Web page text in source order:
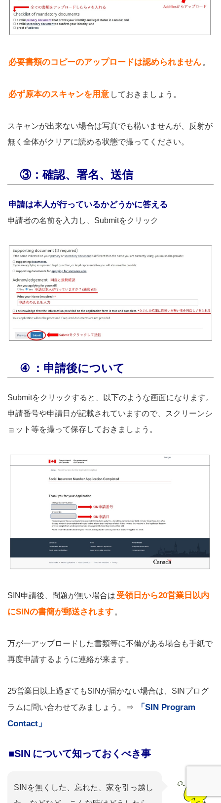
必要書類のコピーのアップロードは認められません 。
必ず原本のスキャンを用意 しておきましょう。
スキャンが出来ない場合は写真でも構いませんが、反射が
無く全体がクリアに読める状態で撮ってください。
③：確認、署名、送信
申請は本人が行っているかどうかに答える
申請者の名前を入力し、Submitをクリック
④ ：申請後について
Submitをクリックすると、以下のような画面になります。
申請番号や申請日が記載されていますので、スクリーンシ
ョット等を撮って保存しておきましょう。
SIN申請後、問題が無い場合は 受領日から20営業日以内
にSINの書簡が郵送されます。
万が一アップロードした書類等に不備がある場合も手紙で
再度申請するように連絡が来ます。
25営業日以上過ぎてもSINが届かない場合は、SINプログ
ラムに問い合わせてみましょう。⇒
「SIN Program
Contact」
■SIN について知っておくべき事
SINを無くした、忘れた、家を引っ越し